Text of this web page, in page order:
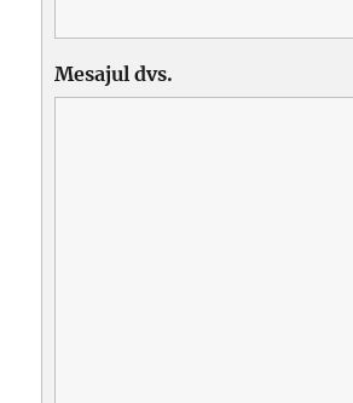
Mesajul dvs.